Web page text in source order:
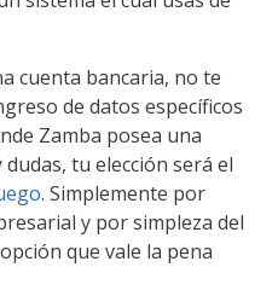
cuenta bancaria, no te
de datos específicos
Zamba posea una
tu elección será el
. Simplemente por
y por simpleza del
que vale la pena